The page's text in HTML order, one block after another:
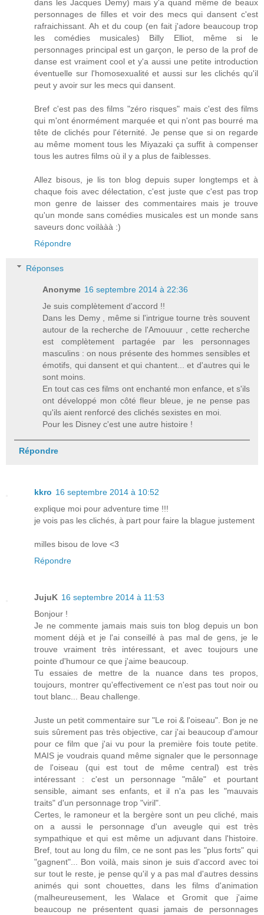
dans les Jacques Demy) mais y'a quand même de beaux
personnages de filles et voir des mecs qui dansent c'est
rafraichissant. Ah et du coup (en fait j'adore beaucoup trop
les comédies musicales) Billy Elliot, même si le
personnages principal est un garçon, le perso de la prof de
danse est vraiment cool et y'a aussi une petite introduction
éventuelle sur l'homosexualité et aussi sur les clichés qu'il
peut y avoir sur les mecs qui dansent.
Bref c'est pas des films "zéro risques" mais c'est des films
qui m'ont énormément marquée et qui n'ont pas bourré ma
tête de clichés pour l'éternité. Je pense que si on regarde
au même moment tous les Miyazaki ça suffit à compenser
tous les autres films où il y a plus de faiblesses.
Allez bisous, je lis ton blog depuis super longtemps et à
chaque fois avec délectation, c'est juste que c'est pas trop
mon genre de laisser des commentaires mais je trouve
qu'un monde sans comédies musicales est un monde sans
saveurs donc voilààà :)
Répondre
Réponses
Anonyme 16 septembre 2014 à 22:36
Je suis complètement d'accord !!
Dans les Demy , même si l'intrigue tourne très souvent
autour de la recherche de l'Amouuur , cette recherche
est complètement partagée par les personnages
masculins : on nous présente des hommes sensibles et
émotifs, qui dansent et qui chantent... et d'autres qui le
sont moins.
En tout cas ces films ont enchanté mon enfance, et s'ils
ont développé mon côté fleur bleue, je ne pense pas
qu'ils aient renforcé des clichés sexistes en moi.
Pour les Disney c'est une autre histoire !
Répondre
kkro 16 septembre 2014 à 10:52
explique moi pour adventure time !!!
je vois pas les clichés, à part pour faire la blague justement
milles bisou de love <3
Répondre
JujuK 16 septembre 2014 à 11:53
Bonjour !
Je ne commente jamais mais suis ton blog depuis un bon
moment déjà et je l'ai conseillé à pas mal de gens, je le
trouve vraiment très intéressant, et avec toujours une
pointe d'humour ce que j'aime beaucoup.
Tu essaies de mettre de la nuance dans tes propos,
toujours, montrer qu'effectivement ce n'est pas tout noir ou
tout blanc... Beau challenge.
Juste un petit commentaire sur "Le roi & l'oiseau". Bon je ne
suis sûrement pas très objective, car j'ai beaucoup d'amour
pour ce film que j'ai vu pour la première fois toute petite.
MAIS je voudrais quand même signaler que le personnage
de l'oiseau (qui est tout de même central) est très
intéressant : c'est un personnage "mâle" et pourtant
sensible, aimant ses enfants, et il n'a pas les "mauvais
traits" d'un personnage trop "viril".
Certes, le ramoneur et la bergère sont un peu cliché, mais
on a aussi le personnage d'un aveugle qui est très
sympathique et qui est même un adjuvant dans l'histoire.
Bref, tout au long du film, ce ne sont pas les "plus forts" qui
"gagnent"... Bon voilà, mais sinon je suis d'accord avec toi
sur tout le reste, je pense qu'il y a pas mal d'autres dessins
animés qui sont chouettes, dans les films d'animation
(malheureusement, les Walace et Gromit que j'aime
beaucoup ne présentent quasi jamais de personnages